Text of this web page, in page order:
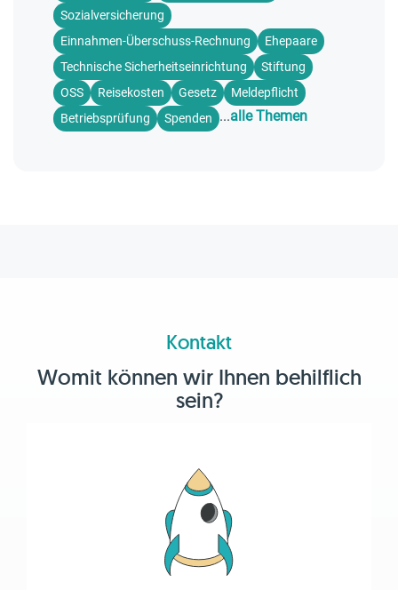
Sozialversicherung
Einnahmen-Überschuss-Rechnung
Ehepaare
Technische Sicherheitseinrichtung
Stiftung
OSS
Reisekosten Gesetz
Meldepflicht
Betriebsprüfung
Spenden ...alle Themen
Kontakt
Womit können wir Ihnen behilflich
sein?